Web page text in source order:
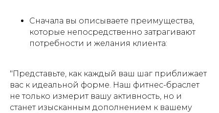
Сначала вы описываете преимущества,
которые непосредственно затрагивают
потребности и желания клиента:
"Представьте, как каждый ваш шаг приближает
вас к идеальной форме. Наш фитнес-браслет
не только измерит вашу активность, но и
станет изысканным дополнением к вашему